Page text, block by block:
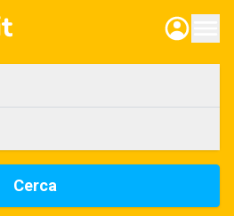
Cerca